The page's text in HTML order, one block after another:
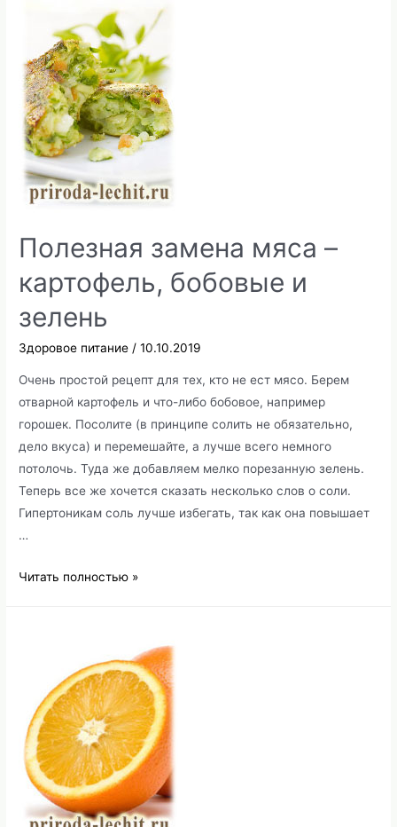
Можно
загорать
в
солярии.
Полезная замена мяса –
картофель, бобовые и
зелень
Здоровое питание /10.10.2019
Очень простой рецепт для тех, кто не ест мясо. Берем
отварной картофель и что-либо бобовое, например
горошек. Посолите (в принципе солить не обязательно,
дело вкуса) и перемешайте, а лучше всего немного
потолочь. Туда же добавляем мелко порезанную зелень.
Теперь все же хочется сказать несколько слов о соли.
Гипертоникам соль лучше избегать, так как она повышает
…
Полезная
картофель,
бобовые
зелень
Читать полностью »